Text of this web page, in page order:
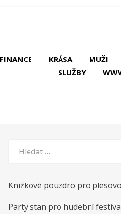
FINANCE KRÁSA MUŽI
SLUŽBY
Knížkové pouzdro pro
Party stan pro hudební